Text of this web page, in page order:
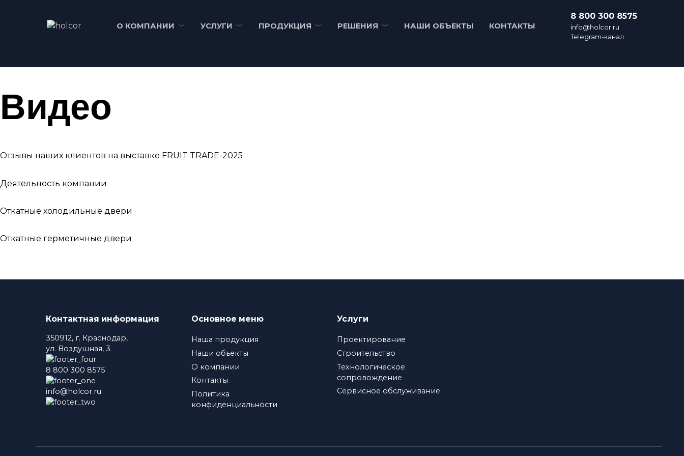
содержанию
О КОМПАНИИ УСЛУГИ ПРОДУКЦИЯ РЕШЕНИЯ НАШИ ОБЪЕКТЫ КОНТАКТЫ
8 800 300 8575
info@holcor.ru
Telegram-канал
Видео
Отзывы наших клиентов на выставке FRUIT TRADE-2025
Деятельность компании
Откатные холодильные двери
Откатные герметичные двери
Контактная информация
350912, г. Краснодар,
ул. Воздушная, 3
8 800 300 8575
info@holcor.ru
Основное меню
Наша продукция
Наши объекты
О компании
Контакты
Политика
конфиденциальности
Услуги
Проектирование
Строительство
Технологическое
сопровождение
Сервисное обслуживание